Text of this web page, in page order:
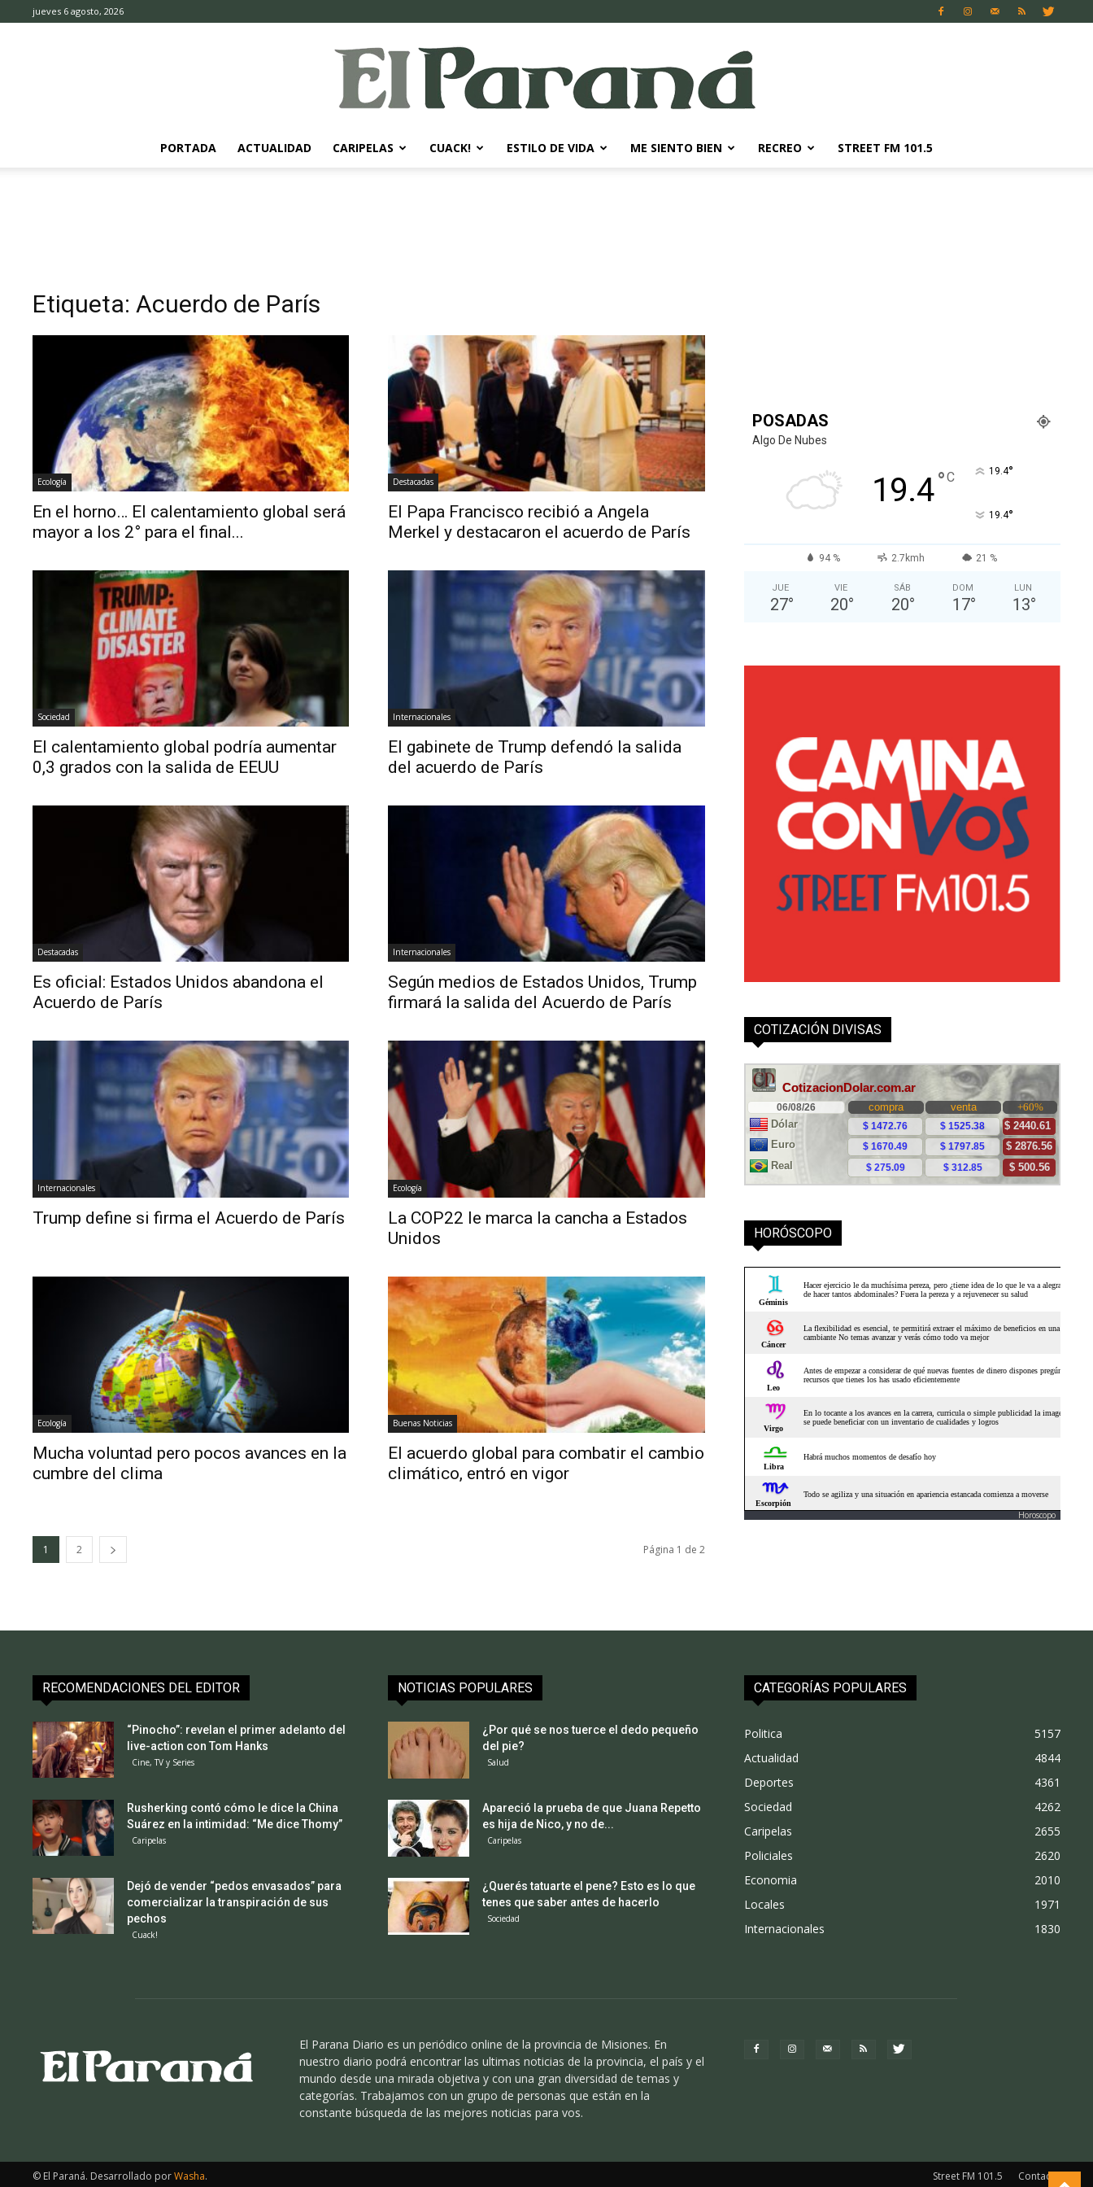
jueves 6 agosto, 2026
Diario
PORTADA ACTUALIDAD CARIPELAS CUACK! ESTILO DE VIDA ME SIENTO BIEN RECREO STREET FM 101.5
Etiqueta: Acuerdo de París
Ecología
En el horno… El calentamiento global será
mayor a los 2° para el final...
Destacadas
El Papa Francisco recibió a Angela
Merkel y destacaron el acuerdo de París
Sociedad
El calentamiento global podría aumentar
0,3 grados con la salida de EEUU
Internacionales
El gabinete de Trump defendó la salida
del acuerdo de París
Destacadas
Es oficial: Estados Unidos abandona el
Acuerdo de París
Internacionales
Según medios de Estados Unidos, Trump
firmará la salida del Acuerdo de París
Internacionales
Trump define si firma el Acuerdo de París
Ecología
La COP22 le marca la cancha a Estados
Unidos
Ecología
Mucha voluntad pero pocos avances en la
cumbre del clima
Buenas Noticias
El acuerdo global para combatir el cambio
climático, entró en vigor
1 2 Página 1 de 2
POSADAS
Algo De Nubes
19.4°C 19.4°
19.4°
94 % 2.7kmh 21 %
JUE
27°
VIE
20°
SÁB
20°
DOM
17°
LUN
13°
COTIZACIÓN DIVISAS
HORÓSCOPO
Horoscopo
RECOMENDACIONES DEL EDITOR
“Pinocho”: revelan el primer adelanto del
live-action con Tom Hanks
Cine, TV y Series
Rusherking contó cómo le dice la China
Suárez en la intimidad: “Me dice Thomy”
Caripelas
Dejó de vender “pedos envasados” para
comercializar la transpiración de sus
pechos
Cuack!
NOTICIAS POPULARES
¿Por qué se nos tuerce el dedo pequeño
del pie?
Salud
Apareció la prueba de que Juana Repetto
es hija de Nico, y no de...
Caripelas
¿Querés tatuarte el pene? Esto es lo que
tenes que saber antes de hacerlo
Sociedad
CATEGORÍAS POPULARES
Politica
5157
Actualidad
4844
Deportes
4361
Sociedad
4262
Caripelas
2655
Policiales
2620
Economia
2010
Locales
1971
Internacionales
1830
El Parana Diario es un periódico online de la provincia de Misiones. En
nuestro diario podrá encontrar las ultimas noticias de la provincia, el país y el
mundo desde una mirada objetiva y con una gran diversidad de temas y
categorías. Trabajamos con un grupo de personas que están en la
constante búsqueda de las mejores noticias para vos.
Street FM 101.5 Contacto
© El Paraná. Desarrollado porWasha.